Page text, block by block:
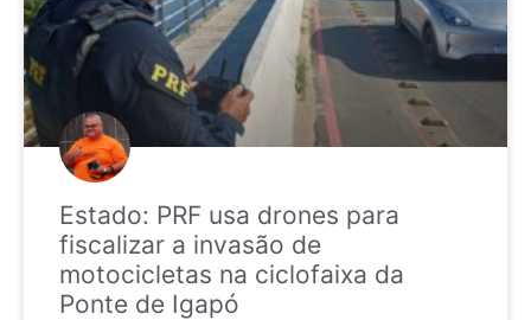
Estado: PRF usa drones para
fiscalizar a invasão de
motocicletas na ciclofaixa da
Ponte de Igapó